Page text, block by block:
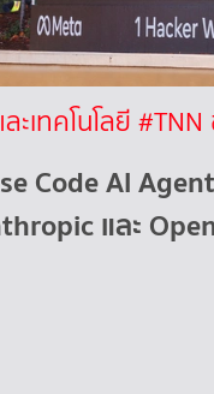
เทคโนโลยี
Code AI
และ